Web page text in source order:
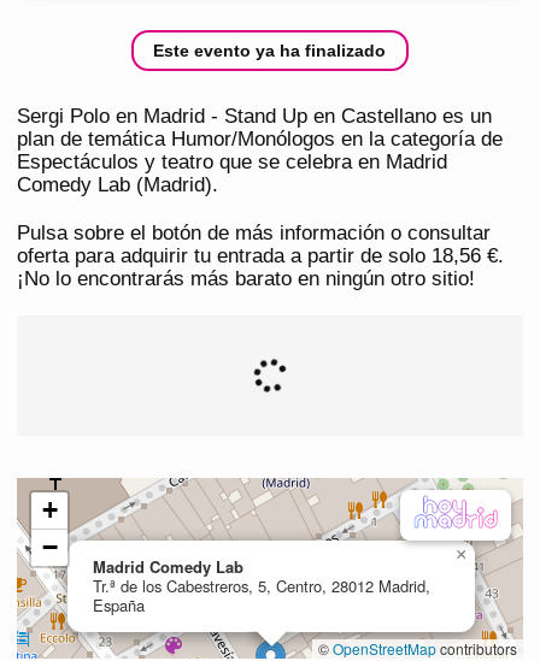
Este evento ya ha finalizado
Sergi Polo en Madrid - Stand Up en Castellano es un
plan de temática Humor/Monólogos en la categoría de
Espectáculos y teatro que se celebra en Madrid
Comedy Lab (Madrid).
Pulsa sobre el botón de más información o consultar
oferta para adquirir tu entrada a partir de solo 18,56 €.
¡No lo encontrarás más barato en ningún otro sitio!